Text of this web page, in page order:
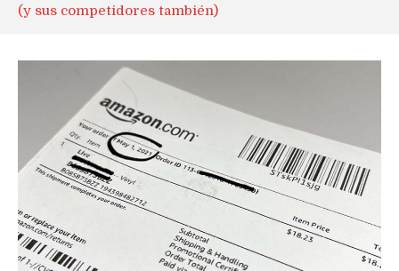
(y sus competidores también)